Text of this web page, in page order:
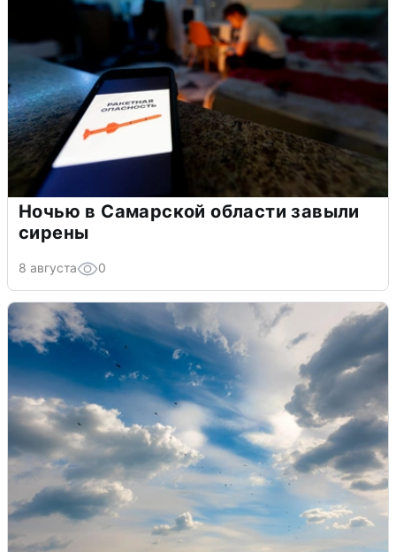
Ночью в Самарской области завыли
сирены
8 августа 0